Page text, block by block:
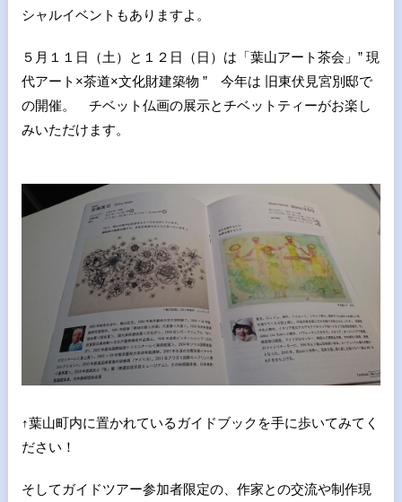
シャルイベントもありますよ。
５月１１日（土）と１２日（日）は「葉山アート茶会」” 現
代アート×茶道×文化財建築物 ” 今年は 旧東伏見宮別邸で
の開催。 チベット仏画の展示とチベットティーがお楽し
みいただけます。
↑葉山町内に置かれているガイドブックを手に歩いてみてく
ださい！
そしてガイドツアー参加者限定の、作家との交流や制作現